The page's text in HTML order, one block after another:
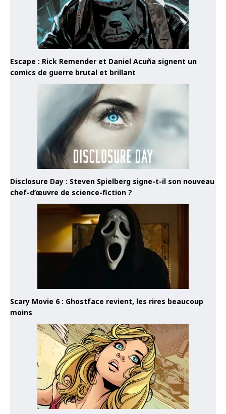
Escape : Rick Remender et Daniel Acuña signent un
comics de guerre brutal et brillant
Disclosure Day : Steven Spielberg signe-t-il son nouveau
chef-d’œuvre de science-fiction ?
Scary Movie 6 : Ghostface revient, les rires beaucoup
moins